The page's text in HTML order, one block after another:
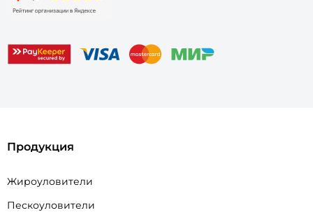
Продукция
Жироуловители
Пескоуловители